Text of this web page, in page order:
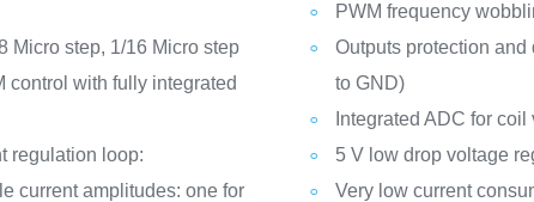
Micro step, 1/16 Micro step
control with fully integrated
regulation loop:
current amplitudes: one for
PWM frequency
Outputs protection and
to GND)
Integrated ADC for
5 V low drop voltage
Very low current